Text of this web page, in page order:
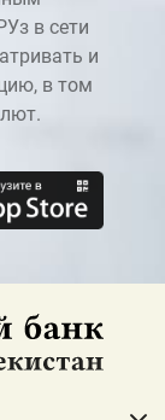
в сети
и
в том